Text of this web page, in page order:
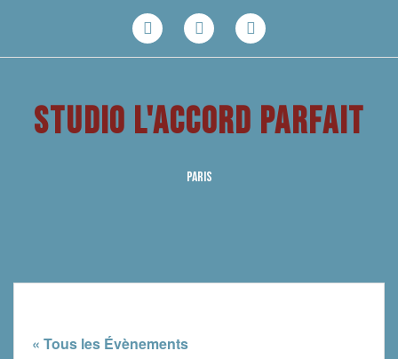
STUDIO L'ACCORD PARFAIT
PARIS
« Tous les Évènements